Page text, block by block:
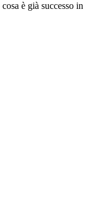
è già successo in